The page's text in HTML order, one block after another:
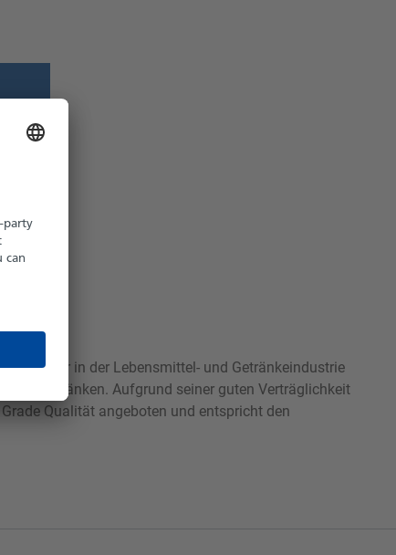
in der Lebensmittel- und Getränkeindustrie
Getränken. Aufgrund seiner guten Verträglichkeit
Qualität angeboten und entspricht den